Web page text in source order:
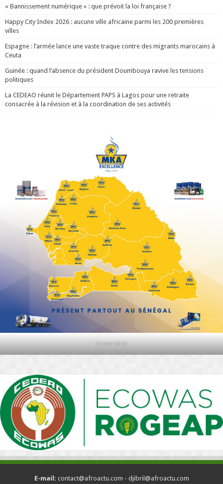
« Bannissement numérique » : que prévoit la loi française ?
Happy City Index 2026 : aucune ville africaine parmi les 200 premières
villes
Espagne : l’armée lance une vaste traque contre des migrants marocains à
Ceuta
Guinée : quand l’absence du président Doumbouya ravive les tensions
politiques
La CEDEAO réunit le Département PAPS à Lagos pour une retraite
consacrée à la révision et à la coordination de ses activités
Screenshot
E-mail: contact@afroactu.com - djibril@afroactu.com